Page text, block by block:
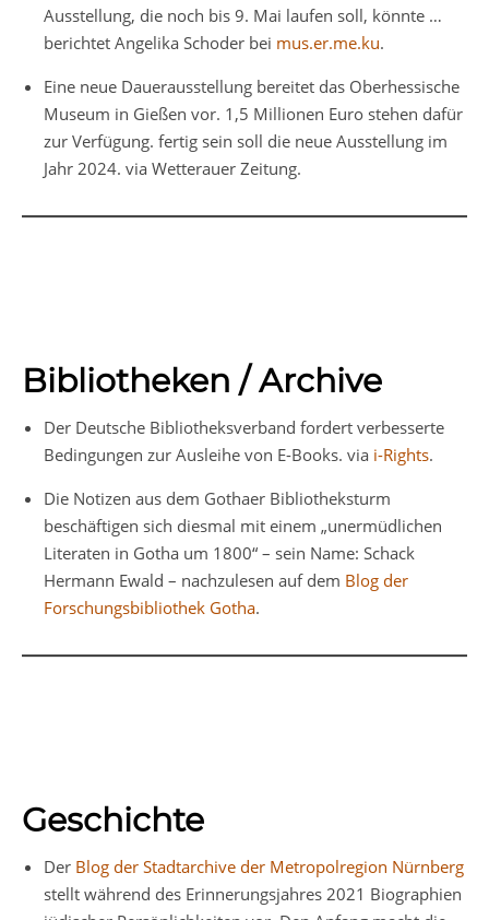
Ausstellung, die noch bis 9. Mai laufen soll, könnte …
berichtet Angelika Schoder bei mus.er.me.ku.
Eine neue Dauerausstellung bereitet das Oberhessische
Museum in Gießen vor. 1,5 Millionen Euro stehen dafür
zur Verfügung. fertig sein soll die neue Ausstellung im
Jahr 2024. via Wetterauer Zeitung.
Bibliotheken / Archive
Der Deutsche Bibliotheksverband fordert verbesserte
Bedingungen zur Ausleihe von E-Books. via i-Rights.
Die Notizen aus dem Gothaer Bibliotheksturm
beschäftigen sich diesmal mit einem „unermüdlichen
Literaten in Gotha um 1800“ – sein Name: Schack
Hermann Ewald – nachzulesen auf dem Blog der
Forschungsbibliothek Gotha.
Geschichte
Der Blog der Stadtarchive der Metropolregion Nürnberg
stellt während des Erinnerungsjahres 2021 Biographien